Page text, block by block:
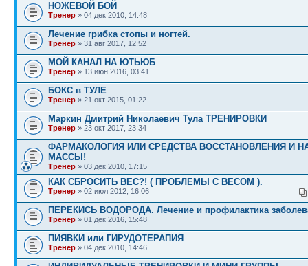
НОЖЕВОЙ БОЙ
Тренер » 04 дек 2010, 14:48
Лечение грибка стопы и ногтей.
Тренер » 31 авг 2017, 12:52
МОЙ КАНАЛ НА ЮТЬЮБ
Тренер » 13 июн 2016, 03:41
БОКС в ТУЛЕ
Тренер » 21 окт 2015, 01:22
Маркин Дмитрий Николаевич Тула ТРЕНИРОВКИ
Тренер » 23 окт 2017, 23:34
ФАРМАКОЛОГИЯ ИЛИ СРЕДСТВА ВОССТАНОВЛЕНИЯ И
МАССЫ!
Тренер » 03 дек 2010, 17:15
КАК СБРОСИТЬ ВЕС?! ( ПРОБЛЕМЫ С ВЕСОМ ).
Тренер » 02 июл 2012, 16:06
ПЕРЕКИСЬ ВОДОРОДА. Лечение и профилактика
Тренер » 01 дек 2016, 15:48
ПИЯВКИ или ГИРУДОТЕРАПИЯ
Тренер » 04 дек 2010, 14:46